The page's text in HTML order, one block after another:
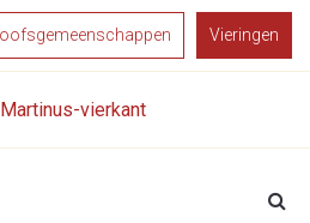
Vieringen